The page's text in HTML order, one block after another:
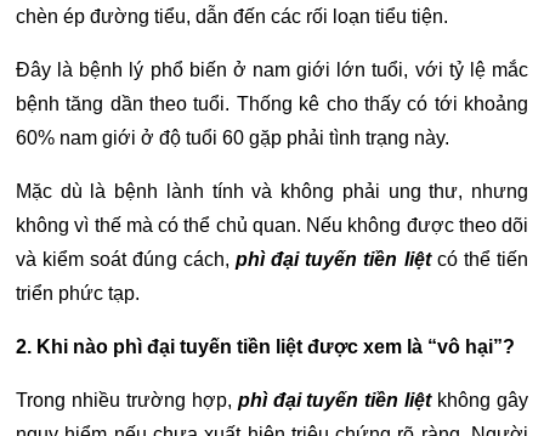
chèn ép đường tiểu, dẫn đến các rối loạn tiểu tiện.
Đây là bệnh lý phổ biến ở nam giới lớn tuổi, với tỷ lệ mắc
bệnh tăng dần theo tuổi. Thống kê cho thấy có tới khoảng
60% nam giới ở độ tuổi 60 gặp phải tình trạng này.
Mặc dù là bệnh lành tính và không phải ung thư, nhưng
không vì thế mà có thể chủ quan. Nếu không được theo dõi
và kiểm soát đúng cách, phì đại tuyến tiền liệtcó thể tiến
triển phức tạp.
2. Khi nào phì đại tuyến tiền liệt được xem là “vô hại”?
Trong nhiều trường hợp, phì đại tuyến tiền liệtkhông gây